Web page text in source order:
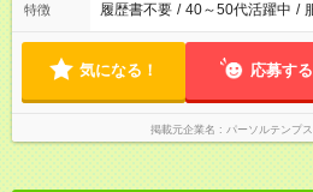
特徴 履歴書不要 / 40～50代活躍中 /
気になる！ 応募する
掲載元企業名 パーソルテンプ